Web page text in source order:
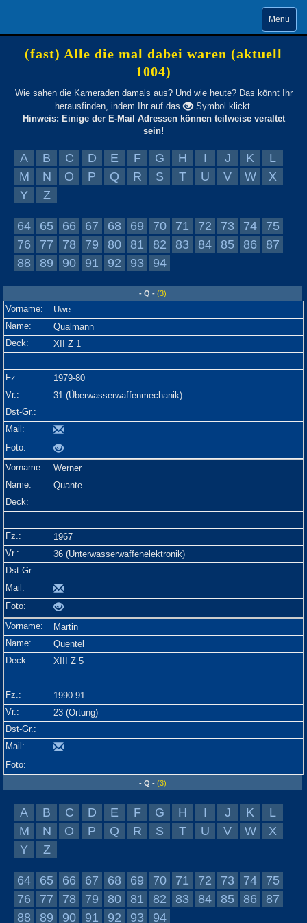
Menü
(fast) Alle die mal dabei waren (aktuell
1004)
Wie sahen die Kameraden damals aus? Und wie heute? Das könnt Ihr
herausfinden, indem Ihr auf das
Symbol klickt.
Hinweis: Einige der E-Mail Adressen können teilweise veraltet
sein!
A B C D E F G H I J K
L
M
N O P Q R S T U V W
X
Y
Z
64 65 66 67 68 69 70 71 72 73 74
75
76
77 78 79 80 81 82 83 84 85 86
87
88
89 90 91 92 93 94
- Q - (3)
Uwe
Qualmann
XII Z 1
1979-80
31 (Überwasserwaffenmechanik)
Werner
Quante
1967
36 (Unterwasserwaffenelektronik)
Martin
Quentel
XIII Z 5
1990-91
23 (Ortung)
- Q - (3)
A B C D E F G H I J K
L
M
N O P Q R S T U V W
X
Y
Z
64 65 66 67 68 69 70 71 72 73 74
75
76
77 78 79 80 81 82 83 84 85 86
87
88
89 90 91 92 93 94